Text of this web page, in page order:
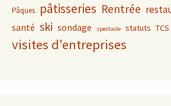
Pâques pâtisseries Rentrée
santé ski sondage spectacle statuts TCS
visites d'entreprises